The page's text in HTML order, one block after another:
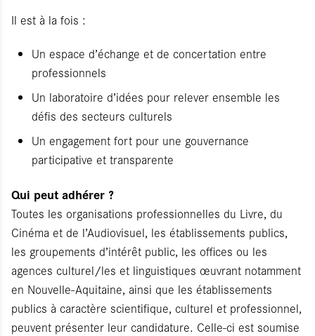
Il est à la fois :
Un espace d’échange et de concertation entre
professionnels
Un laboratoire d’idées pour relever ensemble les
défis des secteurs culturels
Un engagement fort pour une gouvernance
participative et transparente
Qui peut adhérer ?
Toutes les organisations professionnelles du Livre, du
Cinéma et de l’Audiovisuel, les établissements publics,
les groupements d’intérêt public, les offices ou les
agences culturel/les et linguistiques œuvrant notamment
en Nouvelle-Aquitaine, ainsi que les établissements
publics à caractère scientifique, culturel et professionnel,
peuvent présenter leur candidature. Celle-ci est soumise